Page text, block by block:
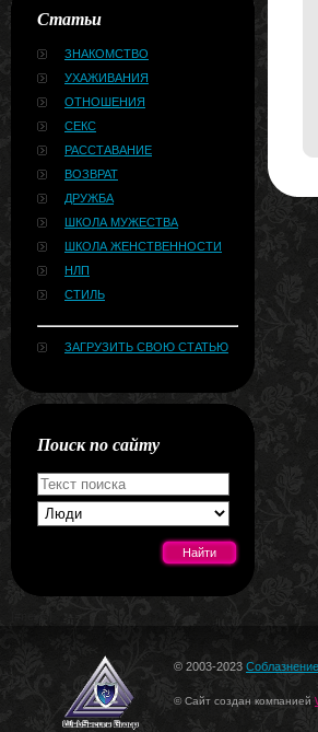
Статьи
ЗНАКОМСТВО
УХАЖИВАНИЯ
ОТНОШЕНИЯ
СЕКС
РАССТАВАНИЕ
ВОЗВРАТ
ДРУЖБА
ШКОЛА МУЖЕСТВА
ШКОЛА ЖЕНСТВЕННОСТИ
НЛП
СТИЛЬ
ЗАГРУЗИТЬ СВОЮ СТАТЬЮ
Поиск по сайту
© 2003-2023
© Сайт создан компанией